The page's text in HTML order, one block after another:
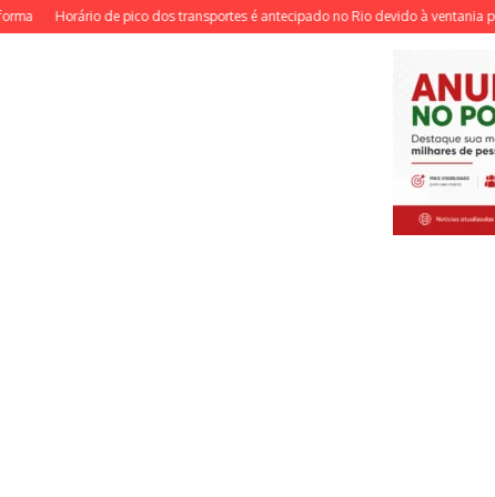
de pico dos transportes é antecipado no Rio devido à ventania prevista